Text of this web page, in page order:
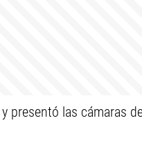
y presentó las cámaras